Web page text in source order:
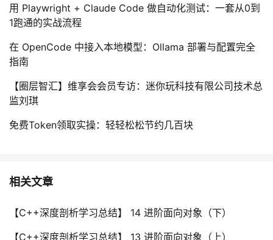
用 Playwright + Claude Code 做自动化测试：一套从0到
1跑通的实战流程
在 OpenCode 中接入本地模型：Ollama 部署与配置完全
指南
【圈层智汇】维享会会员专访：迷你玩科技有限公司技术总
监刘琪
免费Token领取实操：轻轻松松节约几百块
相关文章
【C++深度剖析学习总结】 14 进阶面向对象（下）
【C++深度剖析学习总结】 13 进阶面向对象（上）